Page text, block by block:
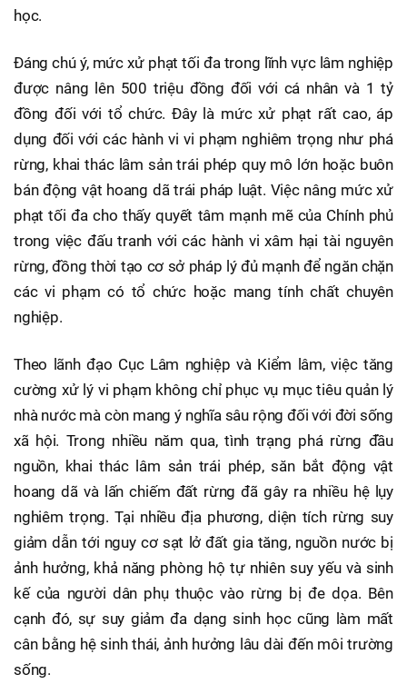
học.
Đáng chú ý, mức xử phạt tối đa trong lĩnh vực lâm nghiệp
được nâng lên 500 triệu đồng đối với cá nhân và 1 tỷ
đồng đối với tổ chức. Đây là mức xử phạt rất cao, áp
dụng đối với các hành vi vi phạm nghiêm trọng như phá
rừng, khai thác lâm sản trái phép quy mô lớn hoặc buôn
bán động vật hoang dã trái pháp luật. Việc nâng mức xử
phạt tối đa cho thấy quyết tâm mạnh mẽ của Chính phủ
trong việc đấu tranh với các hành vi xâm hại tài nguyên
rừng, đồng thời tạo cơ sở pháp lý đủ mạnh để ngăn chặn
các vi phạm có tổ chức hoặc mang tính chất chuyên
nghiệp.
Theo lãnh đạo Cục Lâm nghiệp và Kiểm lâm, việc tăng
cường xử lý vi phạm không chỉ phục vụ mục tiêu quản lý
nhà nước mà còn mang ý nghĩa sâu rộng đối với đời sống
xã hội. Trong nhiều năm qua, tình trạng phá rừng đầu
nguồn, khai thác lâm sản trái phép, săn bắt động vật
hoang dã và lấn chiếm đất rừng đã gây ra nhiều hệ lụy
nghiêm trọng. Tại nhiều địa phương, diện tích rừng suy
giảm dẫn tới nguy cơ sạt lở đất gia tăng, nguồn nước bị
ảnh hưởng, khả năng phòng hộ tự nhiên suy yếu và sinh
kế của người dân phụ thuộc vào rừng bị đe dọa. Bên
cạnh đó, sự suy giảm đa dạng sinh học cũng làm mất
cân bằng hệ sinh thái, ảnh hưởng lâu dài đến môi trường
sống.